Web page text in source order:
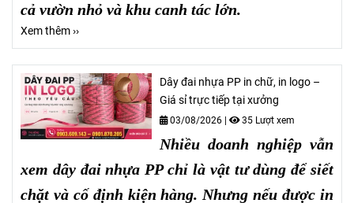
cả vườn nhỏ và khu canh tác lớn.
Xem thêm ››
Dây đai nhựa PP in chữ, in logo –
Giá sỉ trực tiếp tại xưởng
03/08/2026 | 35 Lượt xem
Nhiều doanh nghiệp vẫn
xem dây đai nhựa PP chỉ là vật tư dùng để siết
chặt và cố định kiện hàng. Nhưng nếu được in